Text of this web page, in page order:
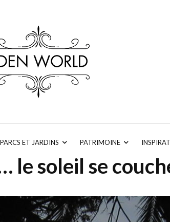
PARCS ET JARDINS PATRIMOINE
le soleil se